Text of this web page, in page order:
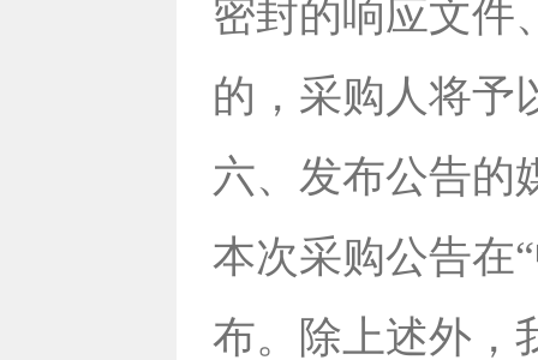
密封的响应文件
的，采购人将予
六、发布公告的
本次采购公告在
布。除上述外，